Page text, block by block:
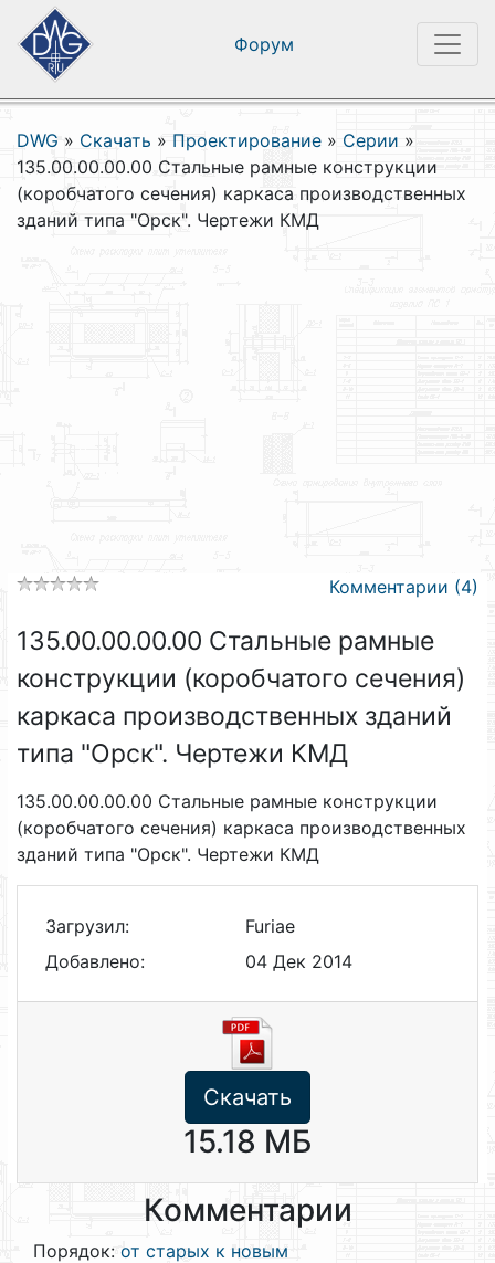
Форум
DWG » Скачать » Проектирование » Серии »
135.00.00.00.00 Стальные рамные конструкции
(коробчатого сечения) каркаса производственных
зданий типа "Орск". Чертежи КМД
Комментарии (4)
135.00.00.00.00 Стальные рамные
конструкции (коробчатого сечения)
каркаса производственных зданий
типа "Орск". Чертежи КМД
135.00.00.00.00 Стальные рамные конструкции
(коробчатого сечения) каркаса производственных
зданий типа "Орск". Чертежи КМД
Загрузил:
Furiae
Добавлено:
04 Дек 2014
Скачать
15.18 МБ
Комментарии
Порядок: от старых к новым